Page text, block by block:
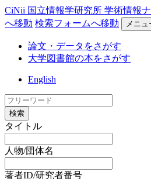
CiNii 国立情報学研究所 学術情報
へ移動 検索フォームへ移動 メニュ
論文・データをさがす
大学図書館の本をさがす
English
検索
タイトル
人物/団体名
著者ID/研究者番号